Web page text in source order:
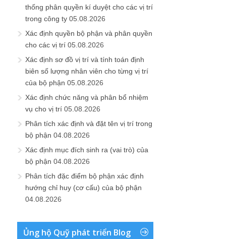
thống phân quyền kí duyệt cho các vị trí
trong công ty 05.08.2026
Xác định quyền bộ phận và phân quyền
cho các vị trí 05.08.2026
Xác định sơ đồ vị trí và tính toán định
biên số lượng nhân viên cho từng vị trí
của bộ phận 05.08.2026
Xác định chức năng và phân bổ nhiệm
vụ cho vị trí 05.08.2026
Phân tích xác định và đặt tên vị trí trong
bộ phận 04.08.2026
Xác định mục đích sinh ra (vai trò) của
bộ phận 04.08.2026
Phân tích đặc điểm bộ phận xác định
hướng chỉ huy (cơ cấu) của bộ phận
04.08.2026
Ủng hộ Quỹ phát triển Blog